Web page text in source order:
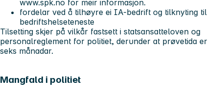
www.spk.no for meir informasjon.
fordelar ved å tilhøyre ei IA-bedrift og tilknyting til
bedriftshelseteneste
Tilsetting skjer på vilkår fastsett i statsansatteloven og
personalreglement for politiet, derunder at prøvetida er
seks månadar.
Mangfald i politiet